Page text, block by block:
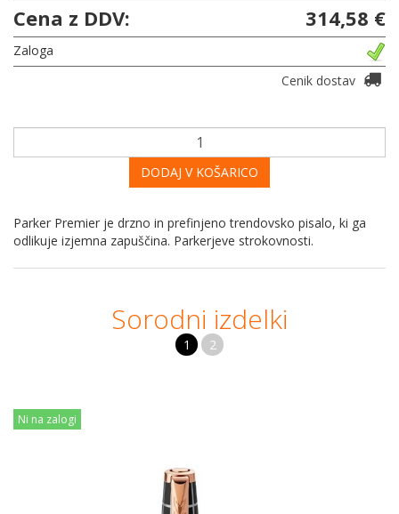
Cena z DDV: 314,58 €
Zaloga
Cenik dostav
DODAJ V KOŠARICO
Parker Premier je drzno in prefinjeno trendovsko pisalo, ki ga
odlikuje izjemna zapuščina. Parkerjeve strokovnosti.
Sorodni izdelki
1 2
Ni na zalogi